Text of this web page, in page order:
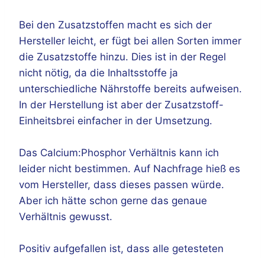
Bei den Zusatzstoffen macht es sich der
Hersteller leicht, er fügt bei allen Sorten immer
die Zusatzstoffe hinzu. Dies ist in der Regel
nicht nötig, da die Inhaltsstoffe ja
unterschiedliche Nährstoffe bereits aufweisen.
In der Herstellung ist aber der Zusatzstoff-
Einheitsbrei einfacher in der Umsetzung.
Das Calcium:Phosphor Verhältnis kann ich
leider nicht bestimmen. Auf Nachfrage hieß es
vom Hersteller, dass dieses passen würde.
Aber ich hätte schon gerne das genaue
Verhältnis gewusst.
Positiv aufgefallen ist, dass alle getesteten